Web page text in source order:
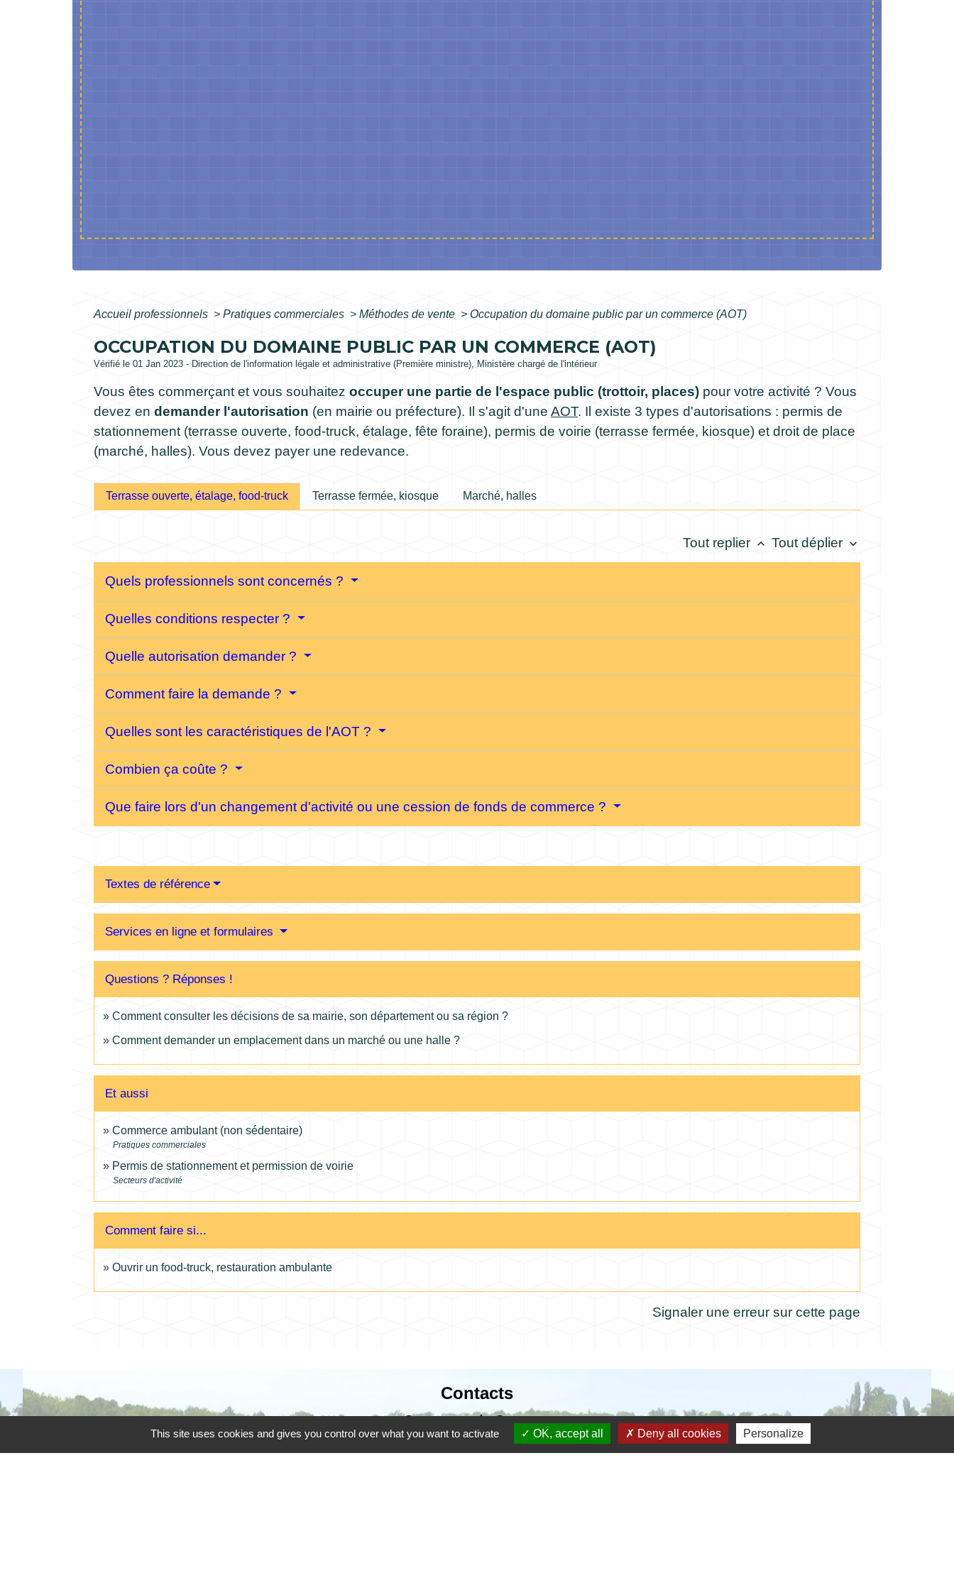
Accueil professionnels > Pratiques commerciales > Méthodes de vente > Occupation du domaine public par un commerce (AOT)
OCCUPATION DU DOMAINE PUBLIC PAR UN COMMERCE (AOT)
Vérifié le 01 Jan 2023 - Direction de l'information légale et administrative (Première ministre), Ministère chargé de l'intérieur
Vous êtes commerçant et vous souhaitez occuper une partie de l'espace public (trottoir, places) pour votre activité ? Vous
devez en demander l'autorisation (en mairie ou préfecture). Il s'agit d'une AOT. Il existe 3 types d'autorisations : permis de
stationnement (terrasse ouverte, food-truck, étalage, fête foraine), permis de voirie (terrasse fermée, kiosque) et droit de place
(marché, halles). Vous devez payer une redevance.
Terrasse ouverte, étalage, food-truck Terrasse fermée, kiosque Marché, halles
Tout replier keyboard_arrow_up Tout déplier keyboard_arrow_down
Quels professionnels sont concernés ?
Quelles conditions respecter ?
Quelle autorisation demander ?
Comment faire la demande ?
Quelles sont les caractéristiques de l'AOT ?
Combien ça coûte ?
Que faire lors d'un changement d'activité ou une cession de fonds de commerce ?
Textes de référence
Services en ligne et formulaires
Questions ? Réponses !
Comment consulter les décisions de sa mairie, son département ou sa région ?
Comment demander un emplacement dans un marché ou une halle ?
Et aussi
Commerce ambulant (non sédentaire)
Pratiques commerciales
Permis de stationnement et permission de voirie
Secteurs d'activité
Comment faire si...
Ouvrir un food-truck, restauration ambulante
Signaler une erreur sur cette page
Contacts
Commune de Coursac
1 place de la Mairie
This site uses cookies and gives you control over what you want to activate OK, accept all Deny all cookies Personalize